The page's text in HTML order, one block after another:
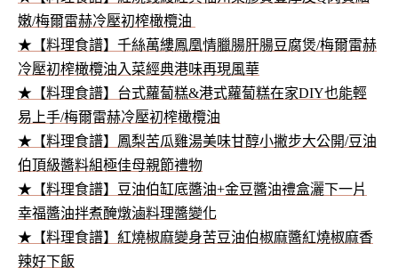
嫩/梅爾雷赫冷壓初榨橄欖油
★【料理食譜】千絲萬縷鳳凰情臘腸肝腸豆腐煲/梅爾雷赫
冷壓初榨橄欖油入菜經典港味再現風華
★【料理食譜】台式蘿蔔糕&港式蘿蔔糕在家DIY也能輕
易上手/梅爾雷赫冷壓初榨橄欖油
★【料理食譜】鳳梨苦瓜雞湯美味甘醇小撇步大公開/豆油
伯頂級醬料組極佳母親節禮物
★【料理食譜】豆油伯缸底醬油+金豆醬油禮盒灑下一片
幸福醬油拌煮醃燉滷料理醬變化
★【料理食譜】紅燒椒麻變身苦豆油伯椒麻醬紅燒椒麻香
辣好下飯